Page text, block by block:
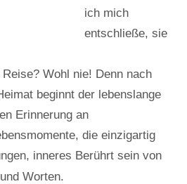
ich mich
entschließe, sie
Wohl nie! Denn nach
beginnt der lebenslange
Erinnerung an
die einzigartig
inneres Berührt sein von
Worten.